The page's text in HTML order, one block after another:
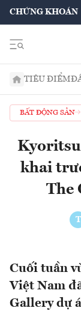
CHỨNG KHOÁN
TIÊU ĐIỂM
BẤT ĐỘNG SẢN
khai
The
T
Cuối tuần
Việt Nam
Gallery dự